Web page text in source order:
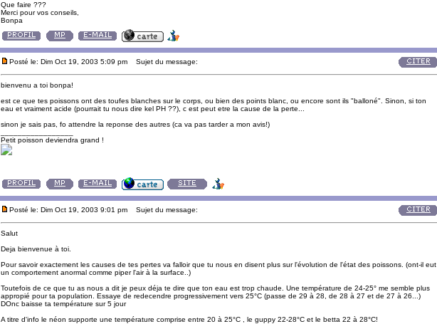
Que faire ???
Merci pour vos conseils,
Bonpa
Posté le: Dim Oct 19, 2003 5:09 pm Sujet du message:
bienvenu a toi bonpa!
est ce que tes poissons ont des toufes blanches sur le corps, ou bien des points blanc, ou encore sont ils "balloné". Sinon, si ton
eau et vraiment acide (pourrait tu nous dire kel PH ??), c est peut etre la cause de la perte...
sinon je sais pas, fo attendre la reponse des autres (ca va pas tarder a mon avis!)
Petit poisson deviendra grand !
Posté le: Dim Oct 19, 2003 9:01 pm Sujet du message:
Salut
Deja bienvenue à toi.
Pour savoir exactement les causes de tes pertes va falloir que tu nous en disent plus sur l'évolution de l'état des poissons. (ont-il eut
un comportement anormal comme piper l'air à la surface..)
Toutefois de ce que tu as nous a dit je peux déja te dire que ton eau est trop chaude. Une température de 24-25° me semble plus
appropié pour ta population. Essaye de redecendre progressivement vers 25°C (passe de 29 à 28, de 28 à 27 et de 27 à 26...)
DOnc baisse ta température sur 5 jour
A titre d'info le néon supporte une température comprise entre 20 à 25°C , le guppy 22-28°C et le betta 22 à 28°C!